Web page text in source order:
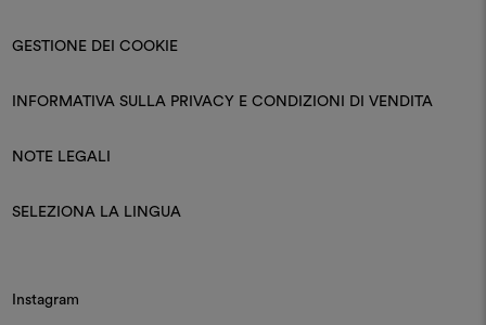
GESTIONE DEI COOKIE
INFORMATIVA SULLA PRIVACY E CONDIZIONI DI VENDITA
NOTE LEGALI
SELEZIONA LA LINGUA
Instagram